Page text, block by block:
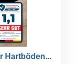
Hartböden...